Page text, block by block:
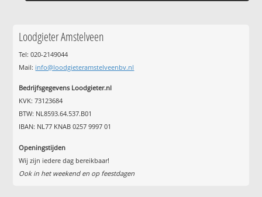
Loodgieter Amstelveen
Tel: 020-2149044
Mail: info@loodgieteramstelveenbv.nl
Bedrijfsgegevens Loodgieter.nl
KVK: 73123684
BTW: NL8593.64.537.B01
IBAN: NL77 KNAB 0257 9997 01
Openingstijden
Wij zijn iedere dag bereikbaar!
Ook in het weekend en op feestdagen